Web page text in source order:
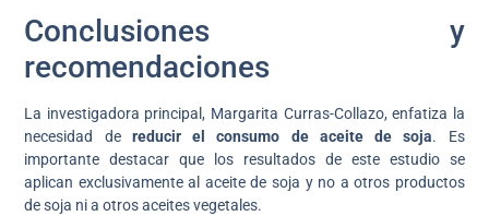
Conclusiones y
recomendaciones
La investigadora principal, Margarita Curras-Collazo, enfatiza la
necesidad de reducir el consumo de aceite de soja. Es
importante destacar que los resultados de este estudio se
aplican exclusivamente al aceite de soja y no a otros productos
de soja ni a otros aceites vegetales.